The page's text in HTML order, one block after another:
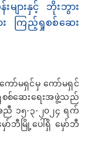
များနှင့် ဘိုးဘွား
ား ကြည့်ရှုစစ်ဆေး
ော်မရှင်မှ ကော်မရှင်
စစ်ဆေးရေးအဖွဲ့သည်
အညီ ၁၅-၃-၂၀၂၄ ရက်
ာ်ဘီမြို့ပေါ်ရှိ မှော်ဘီ